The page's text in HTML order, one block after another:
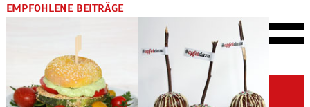
EMPFOHLENE BEITRÄGE